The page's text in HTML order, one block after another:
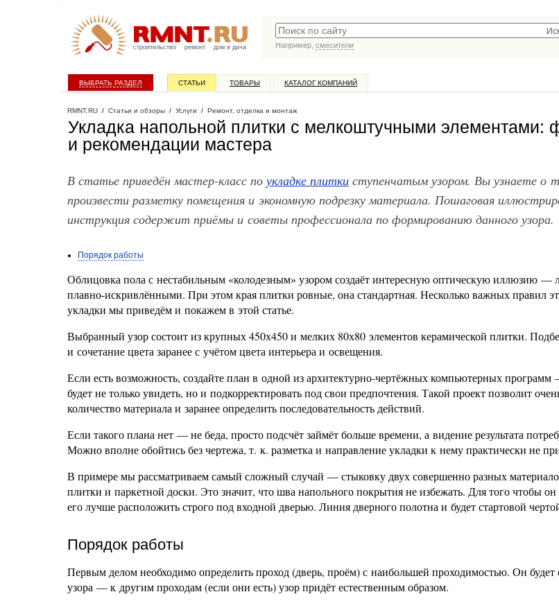
строительство ремонт дом и дача
Например, смесители
ВЫБРАТЬ РАЗДЕЛ СТАТЬИ ТОВАРЫ КАТАЛОГ КОМПАНИЙ
RMNT.RU / Статьи и обзоры / Услуги / Ремонт, отделка и монтаж
Укладка напольной плитки с мелкоштучными элементами:
и рекомендации мастера
В статье приведён мастер-класс по укладке плитки ступенчатым узором. Вы узнаете о
произвести разметку помещения и экономную подрезку материала. Пошаговая
инструкция содержит приёмы и советы профессионала по формированию данного узора.
Порядок работы
Облицовка пола с нестабильным «колодезным» узором создаёт интересную оптическую иллюзию —
плавно-искривлёнными. При этом края плитки ровные, она стандартная. Несколько важных правил
укладки мы приведём и покажем в этой статье.
Выбранный узор состоит из крупных 450х450 и мелких 80х80 элементов керамической плитки.
и сочетание цвета заранее с учётом цвета интерьера и освещения.
Если есть возможность, создайте план в одной из архитектурно-чертёжных компьютерных программ
будет не только увидеть, но и подкорректировать под свои предпочтения. Такой проект позволит
количество материала и заранее определить последовательность действий.
Если такого плана нет — не беда, просто подсчёт займёт больше времени, а видение результата
Можно вполне обойтись без чертежа, т. к. разметка и направление укладки к нему практически не
В примере мы рассматриваем самый сложный случай — стыковку двух совершенно разных
плитки и паркетной доски. Это значит, что шва напольного покрытия не избежать. Для того чтобы
его лучше расположить строго под входной дверью. Линия дверного полотна и будет стартовой
Порядок работы
Первым делом необходимо определить проход (дверь, проём) с наибольшей проходимостью. Он будет
узора — к другим проходам (если они есть) узор придёт естественным образом.